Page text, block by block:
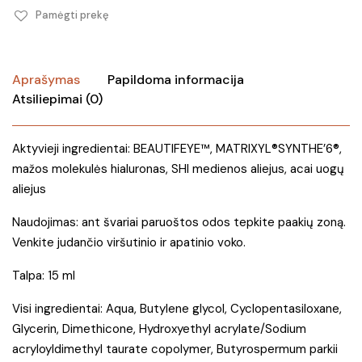
Pamėgti prekę
Aprašymas
Papildoma informacija
Atsiliepimai (0)
Aktyvieji ingredientai: BEAUTIFEYE™, MATRIXYL®SYNTHE’6®,
mažos molekulės hialuronas, SHI medienos aliejus, acai uogų
aliejus
Naudojimas: ant švariai paruoštos odos tepkite paakių zoną.
Venkite judančio viršutinio ir apatinio voko.
Talpa: 15 ml
Visi ingredientai: Aqua, Butylene glycol, Cyclopentasiloxane,
Glycerin, Dimethicone, Hydroxyethyl acrylate/Sodium
acryloyldimethyl taurate copolymer, Butyrospermum parkii